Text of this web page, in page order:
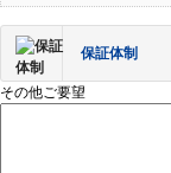
保証体制
その他ご要望